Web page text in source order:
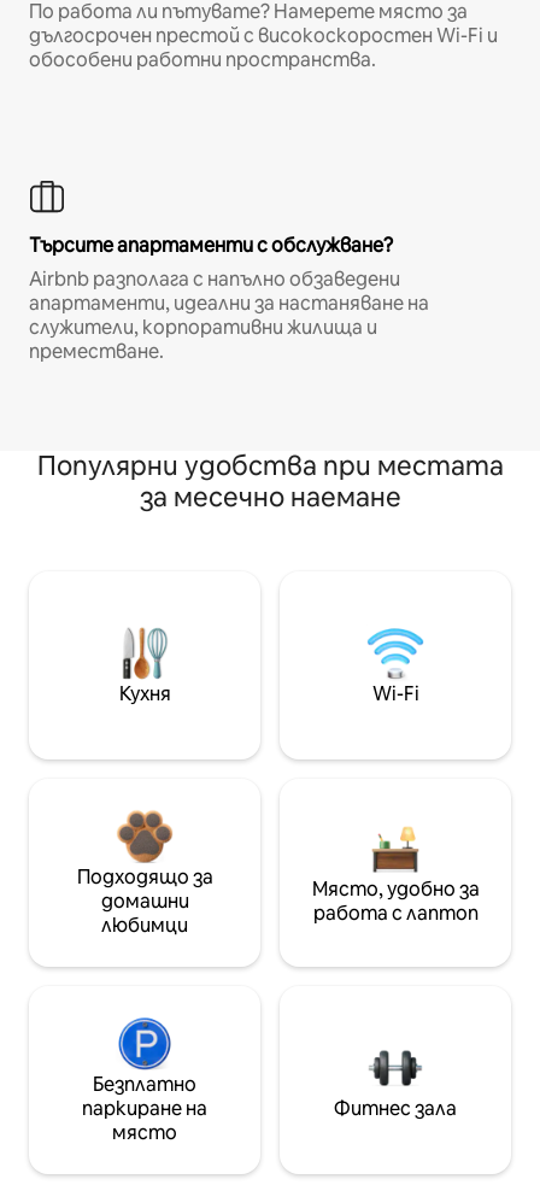
По работа ли пътувате? Намерете място за
дългосрочен престой с високоскоростен Wi-Fi и
обособени работни пространства.
Търсите апартаменти с обслужване?
Airbnb разполага с напълно обзаведени
апартаменти, идеални за настаняване на
служители, корпоративни жилища и
преместване.
Популярни удобства при местата
за месечно наемане
Кухня Wi-Fi
Подходящо за
домашни
любимци
Място, удобно за
работа с лаптоп
Безплатно
паркиране на
място
Фитнес зала